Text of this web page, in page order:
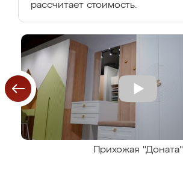
рассчитает стоимость.
Прихожая "Доната"